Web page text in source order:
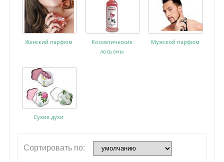
Женский парфюм
Косметические
лосьоны
Мужской парфюм
Сухие духи
Сортировать по: